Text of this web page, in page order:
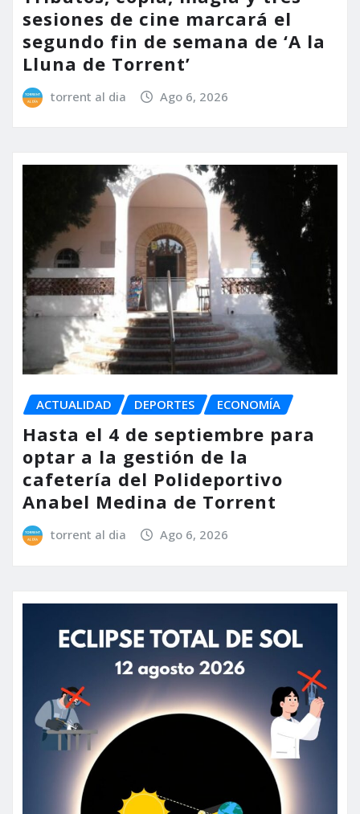
sesiones de cine marcará el
segundo fin de semana de ‘A la
Lluna de Torrent’
torrent al dia Ago 6, 2026
ACTUALIDAD DEPORTES ECONOMÍA
Hasta el 4 de septiembre para
optar a la gestión de la
cafetería del Polideportivo
Anabel Medina de Torrent
torrent al dia Ago 6, 2026